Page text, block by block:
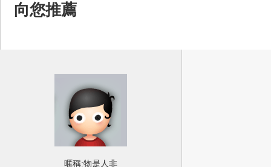
向您推薦
暱稱:物是人非